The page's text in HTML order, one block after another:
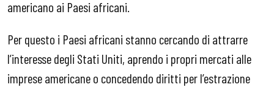
americano ai Paesi africani.
Per questo i Paesi africani stanno cercando di attrarre
l’interesse degli Stati Uniti, aprendo i propri mercati alle
imprese americane o concedendo diritti per l’estrazione